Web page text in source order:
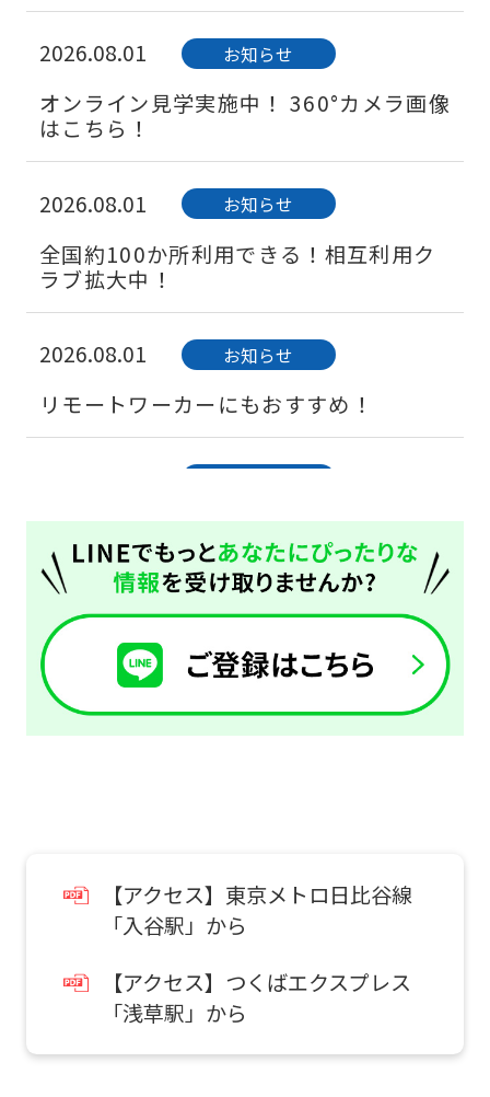
2026.08.01 お知らせ
オンライン見学実施中！ 360°カメラ画像
はこちら！
2026.08.01 お知らせ
全国約100か所利用できる！相互利用ク
ラブ拡大中！
2026.08.01 お知らせ
リモートワーカーにもおすすめ！
16歳からご入会可能です！
2026.08.01
リモートワーカーにもおすすめ！
2026.08.01 お知らせ
2026.08.01 お知らせ
24時間ジムってどんなところ？よくある
【アクセス】東京メトロ日比谷線
「入谷駅」から
【アクセス】つくばエクスプレス
「浅草駅」から foreigners
Central